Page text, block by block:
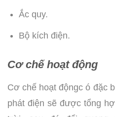
Ắc quy.
Bộ kích điện.
Cơ chế hoạt động
Cơ chế hoạt độngc ó đặc
phát điện sẽ được tổng